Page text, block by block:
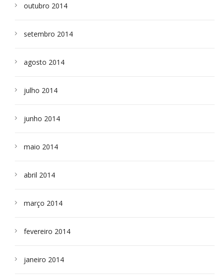
outubro 2014
setembro 2014
agosto 2014
julho 2014
junho 2014
maio 2014
abril 2014
março 2014
fevereiro 2014
janeiro 2014